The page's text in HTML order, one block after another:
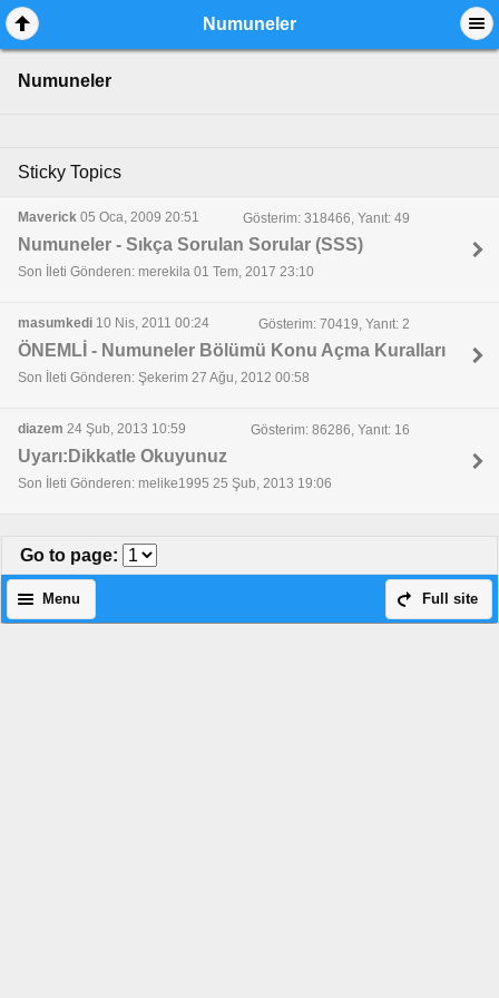
Numuneler
Numuneler
Sticky Topics
Maverick 05 Oca, 2009 20:51 Gösterim: 318466, Yanıt: 49
Numuneler - Sıkça Sorulan Sorular (SSS)
Son İleti Gönderen: merekila 01 Tem, 2017 23:10
masumkedi 10 Nis, 2011 00:24 Gösterim: 70419, Yanıt: 2
ÖNEMLİ - Numuneler Bölümü Konu Açma Kuralları
Son İleti Gönderen: Şekerim 27 Ağu, 2012 00:58
diazem 24 Şub, 2013 10:59 Gösterim: 86286, Yanıt: 16
Uyarı:Dikkatle Okuyunuz
Son İleti Gönderen: melike1995 25 Şub, 2013 19:06
Go to page:
Full site
Menu